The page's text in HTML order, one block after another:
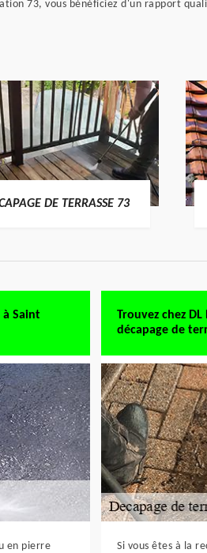
73, vous bénéficiez d'un rapport
DE TERRASSE 73
à Saint
en pierre
Trouvez chez
décapage de
Si vous êtes à la